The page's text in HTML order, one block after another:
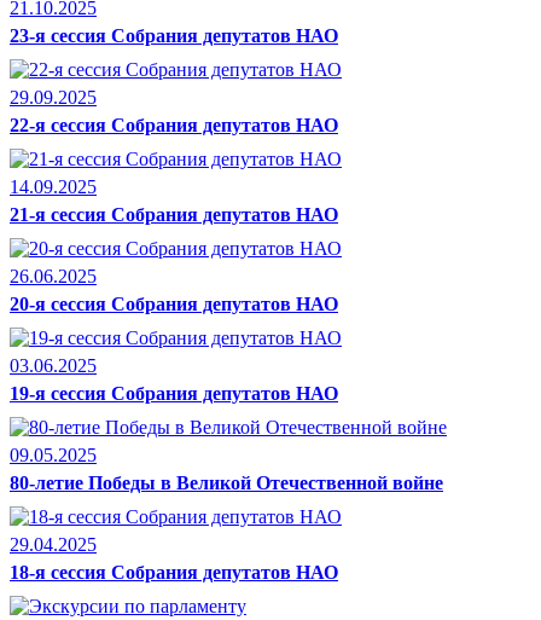
21.10.2025
23-я сессия Собрания депутатов НАО
29.09.2025
22-я сессия Собрания депутатов НАО
14.09.2025
21-я сессия Собрания депутатов НАО
26.06.2025
20-я сессия Собрания депутатов НАО
03.06.2025
19-я сессия Собрания депутатов НАО
09.05.2025
80-летие Победы в Великой Отечественной войне
29.04.2025
18-я сессия Собрания депутатов НАО